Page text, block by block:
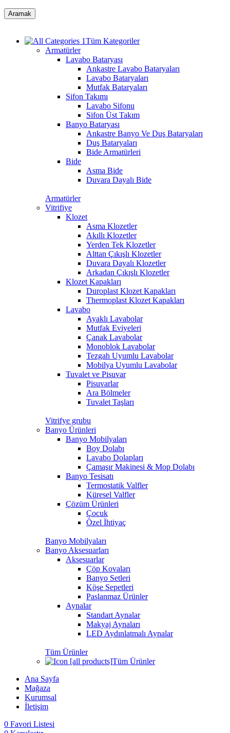
Aramak
Tüm Kategoriler
Armatürler
Lavabo Bataryası
Ankastre Lavabo Bataryaları
Lavabo Bataryaları
Mutfak Bataryaları
Sifon Takımı
Lavabo Sifonu
Sifon Üst Takım
Banyo Bataryası
Ankastre Banyo Ve Duş Bataryaları
Duş Bataryaları
Bide Armatürleri
Bide
Asma Bide
Duvara Dayalı Bide
Armatürler
Vitrifiye
Klozet
Asma Klozetler
Akıllı Klozetler
Yerden Tek Klozetler
Alttan Çıkışlı Klozetler
Duvara Dayalı Klozetler
Arkadan Çıkışlı Klozetler
Klozet Kapakları
Duroplast Klozet Kapakları
Thermoplast Klozet Kapakları
Lavabo
Ayaklı Lavabolar
Mutfak Eviyeleri
Çanak Lavabolar
Monoblok Lavabolar
Tezgah Uyumlu Lavabolar
Mobilya Uyumlu Lavabolar
Tuvalet ve Pisuvar
Pisuvarlar
Ara Bölmeler
Tuvalet Taşları
Vitrifye grubu
Banyo Ürünleri
Banyo Mobilyaları
Boy Dolabı
Lavabo Dolapları
Çamaşır Makinesi & Mop Dolabı
Banyo Tesisatı
Termostatik Valfler
Küresel Valfler
Çözüm Ürünleri
Çocuk
Özel İhtiyaç
Banyo Mobilyaları
Banyo Aksesuarları
Aksesuarlar
Çöp Kovaları
Banyo Setleri
Köşe Sepetleri
Paslanmaz Ürünler
Aynalar
Standart Aynalar
Makyaj Aynaları
LED Aydınlatmalı Aynalar
Tüm Ürünler
Tüm Ürünler
Ana Sayfa
Mağaza
Kurumsal
İletişim
0 Favori Listesi